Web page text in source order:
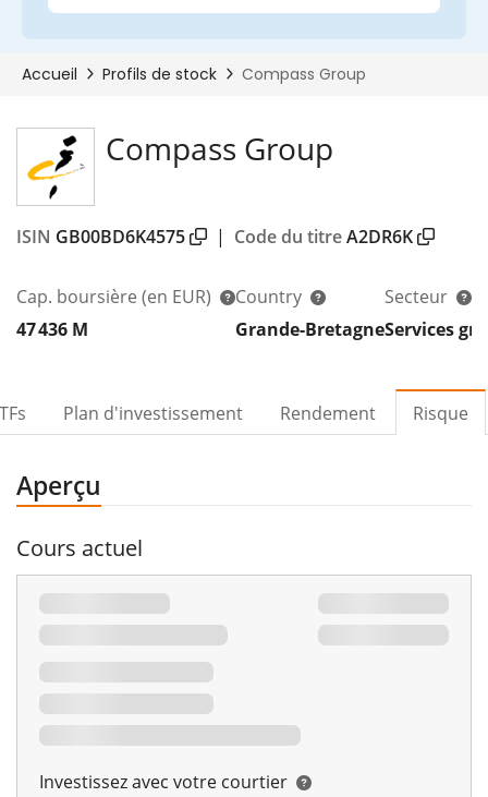
Compass Group
ISIN GB00BD6K4575 | Code du titreA2DR6K
Cap. boursière (en EUR)
47 436 M
Country
Grande-Bretagne
Secteur
Services
Plan d'investissement Rendement Risque
Aperçu
Cours actuel
Investissez avec votre courtier